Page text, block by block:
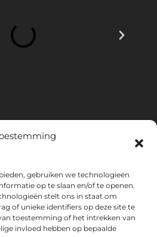
gebruiken we technologieën
op te slaan en/of te openen.
stelt ons in staat om
of unieke identifiers op deze site te
toestemming of het intrekken van
invloed hebben op bepaalde
MURCIA, SOCIEDAD LIMITADA is de
Fonds voor Regionale Ontwikkeling,
en de kwaliteit van informatie- en
hun toegankelijkheid te ontwikkelen,
de volgende oplossingen heeft
via zijn Website. De huidige